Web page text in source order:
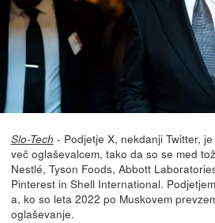
Slo-Tech - Podjetje X, nekdanji Twitter, je
več oglaševalcem, tako da so se med
Nestlé, Tyson Foods, Abbott
Pinterest in Shell International.
a, ko so leta 2022 po Muskovem
oglaševanje.